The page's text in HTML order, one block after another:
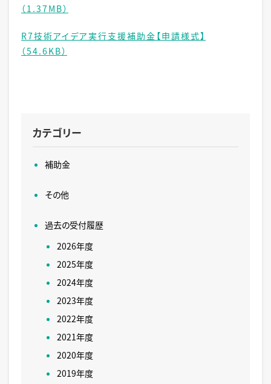
（1.37MB）
R7技術アイデア実行支援補助金【申請様式】
（54.6KB）
カテゴリー
補助金
その他
過去の受付履歴
2026年度
2025年度
2024年度
2023年度
2022年度
2021年度
2020年度
2019年度